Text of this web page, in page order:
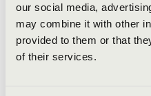
our social media,
may combine it with other
provided to them or that
of their services.